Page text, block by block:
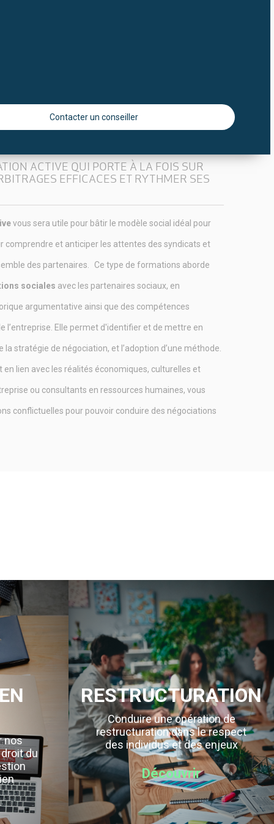
Contacter un conseiller
des
collective
facultatif et peut donc être conclu à tous les niveaux
ACTIVE QUI PORTE À LA FOIS SUR
EFFICACES ET RYTHMER SES
vous sera utile pour bâtir le modèle social idéal pour
comprendre et anticiper les attentes des syndicats et
des partenaires. Ce type de formations aborde
sociales avec les partenaires sociaux, en
argumentative ainsi que des compétences
l’entreprise. Elle permet d'identifier et de mettre en
stratégie de négociation, et l’adoption d’une méthode.
lien avec les réalités économiques, culturelles et
ou consultants en ressources humaines, vous
conflictuelles pour pouvoir conduire des négociations
nos
du
RESTRUCTURATION
Conduire une opération de
restructuration dans le respect
des individus et des enjeux
Découvrir